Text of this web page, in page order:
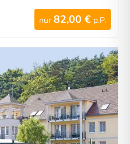
nur 82,00 € p.P.